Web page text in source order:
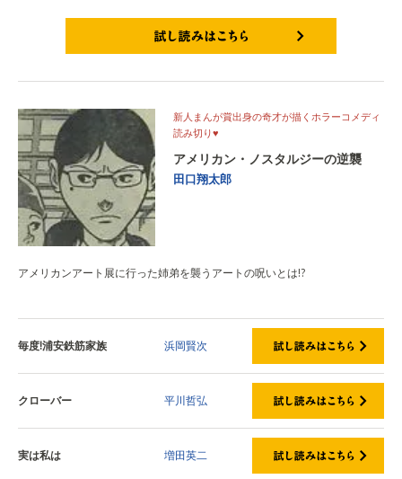
新人まんが賞出身の奇才が描くホラーコメディ
読み切り♥
アメリカン・ノスタルジーの逆襲
田口翔太郎
アメリカンアート展に行った姉弟を襲うアートの呪いとは!?
毎度!浦安鉄筋家族 浜岡賢次
クローバー 平川哲弘
実は私は 増田英二